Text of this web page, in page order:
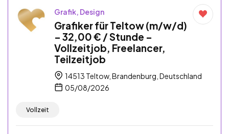
Grafik, Design
Grafiker für Teltow (m/w/d)
– 32,00 € / Stunde –
Vollzeitjob, Freelancer,
Teilzeitjob
14513 Teltow, Brandenburg, Deutschland
05/08/2026
Vollzeit